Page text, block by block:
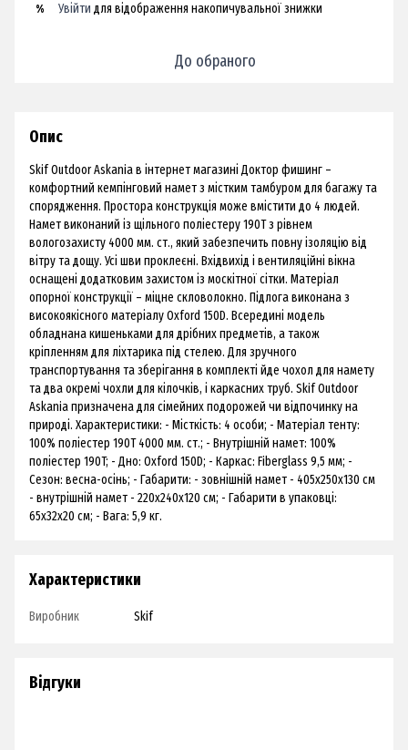
% Увійти для відображення накопичувальної знижки
До обраного
Опис
Skif Outdoor Askania в інтернет магазині Доктор фишинг –
комфортний кемпінговий намет з містким тамбуром для багажу та
спорядження. Простора конструкція може вмістити до 4 людей.
Намет виконаний із щільного поліестеру 190T з рівнем
вологозахисту 4000 мм. ст., який забезпечить повну ізоляцію від
вітру та дощу. Усі шви проклеєні. Вхідвихід і вентиляційні вікна
оснащені додатковим захистом із москітної сітки. Матеріал
опорної конструкції – міцне скловолокно. Підлога виконана з
високоякісного матеріалу Oxford 150D. Всередині модель
обладнана кишеньками для дрібних предметів, а також
кріпленням для ліхтарика під стелею. Для зручного
транспортування та зберігання в комплекті йде чохол для намету
та два окремі чохли для кілочків, і каркасних труб. Skif Outdoor
Askania призначена для сімейних подорожей чи відпочинку на
природі. Характеристики: - Місткість: 4 особи; - Матеріал тенту:
100% поліестер 190T 4000 мм. ст.; - Внутрішній намет: 100%
поліестер 190T; - Дно: Oxford 150D; - Каркас: Fiberglass 9,5 мм; -
Сезон: весна-осінь; - Габарити: - зовнішній намет - 405х250x130 см
- внутрішній намет - 220х240x120 см; - Габарити в упаковці:
65x32x20 см; - Вага: 5,9 кг.
Характеристики
Виробник Skif
Відгуки